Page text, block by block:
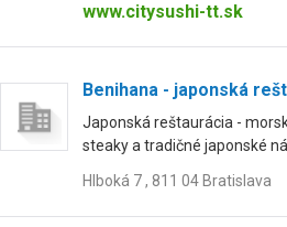
www.citysushi-tt.sk
Benihana - japonská
Japonská reštaurácia -
steaky a tradičné japonské
Hlboká 7 , 811 04 Bratislava